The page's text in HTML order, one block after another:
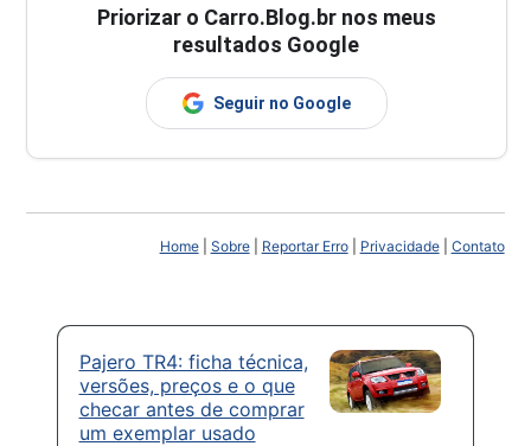
Priorizar o Carro.Blog.br nos meus
resultados Google
Seguir no Google
Home| Sobre| Reportar Erro| Privacidade| Contato
Pajero TR4: ficha técnica,
versões, preços e o que
checar antes de comprar
um exemplar usado